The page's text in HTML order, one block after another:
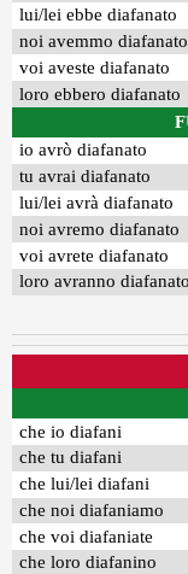
lui/lei ebbe diafanato
noi avemmo diafanato
voi aveste diafanato
loro ebbero diafanato
io avrò diafanato
tu avrai diafanato
lui/lei avrà diafanato
noi avremo diafanato
voi avrete diafanato
loro avranno diafanato
che io diafani
che tu diafani
che lui/lei diafani
che noi diafaniamo
che voi diafaniate
che loro diafanino